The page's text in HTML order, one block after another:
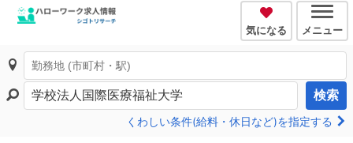
気になる メニュー
検索
くわしい条件(給料・休日など)を指定する